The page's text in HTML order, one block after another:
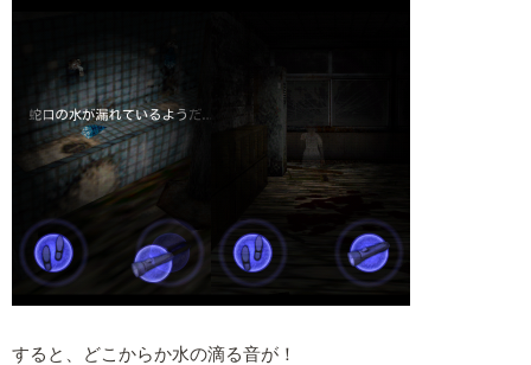
すると、どこからか水の滴る音が！